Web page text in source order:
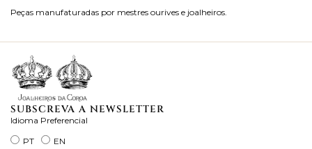
Peças manufaturadas por mestres ourives e joalheiros.
SUBSCREVA A NEWSLETTER
Idioma Preferencial
PT
EN